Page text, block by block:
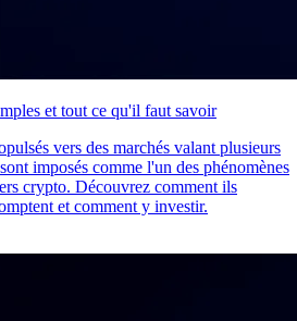
et tout ce qu'il faut savoir
vers des marchés valant plusieurs
imposés comme l'un des phénomènes
crypto. Découvrez comment ils
et comment y investir.